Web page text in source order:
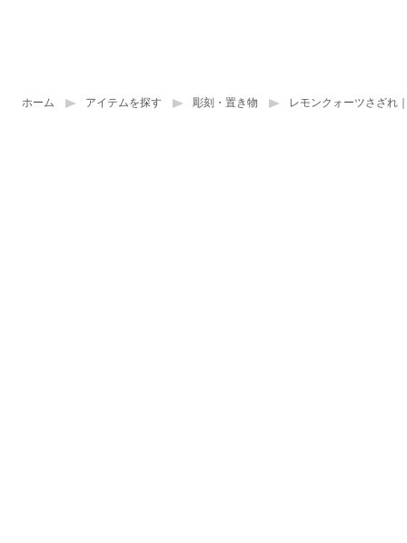
ホーム アイテムを探す 彫刻・置き物 レモンクォーツさざれ